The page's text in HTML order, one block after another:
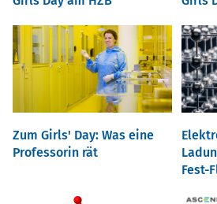
Zum Girls' Day: Was eine
Professorin rät
Fest-